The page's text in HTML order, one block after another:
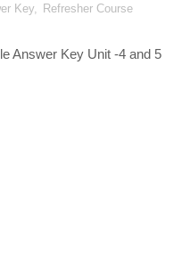
Key, Refresher Course
Answer Key Unit -4 and 5